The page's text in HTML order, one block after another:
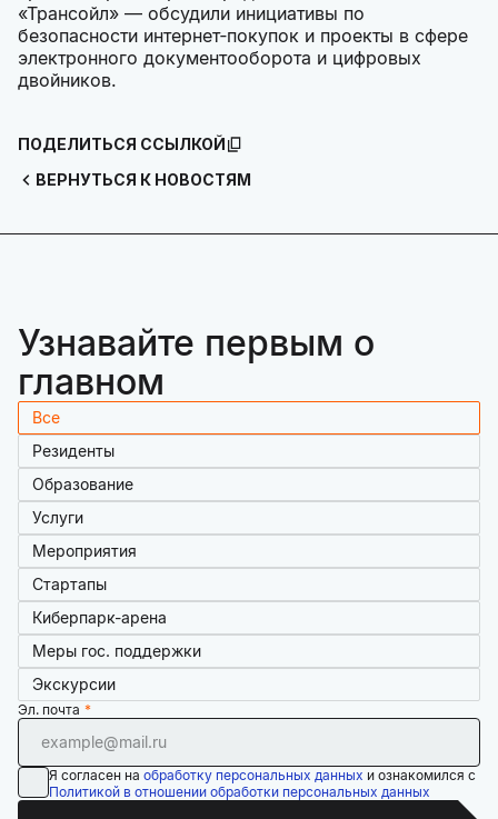
«Трансойл» — обсудили инициативы по
безопасности интернет‑покупок и проекты в сфере
электронного документооборота и цифровых
двойников.
ВЕРНУТЬСЯ К НОВОСТЯМ
ПОДЕЛИТЬСЯ ССЫЛКОЙ
Узнавайте первым о
главном
Все
Резиденты
Образование
Услуги
Мероприятия
Стартапы
Киберпарк-арена
Меры гос. поддержки
Экскурсии
Эл. почта
Я согласен на обработку персональных данных и ознакомился с
Политикой в отношении обработки персональных данных